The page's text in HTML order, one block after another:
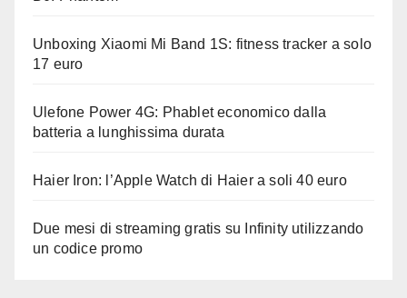
Unboxing Xiaomi Mi Band 1S: fitness tracker a solo
17 euro
Ulefone Power 4G: Phablet economico dalla
batteria a lunghissima durata
Haier Iron: l’Apple Watch di Haier a soli 40 euro
Due mesi di streaming gratis su Infinity utilizzando
un codice promo